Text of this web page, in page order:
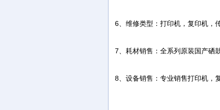
6、维修类型：打印机，复印机，
7、耗材销售：全系列原装国产硒
8、设备销售：专业销售打印机，